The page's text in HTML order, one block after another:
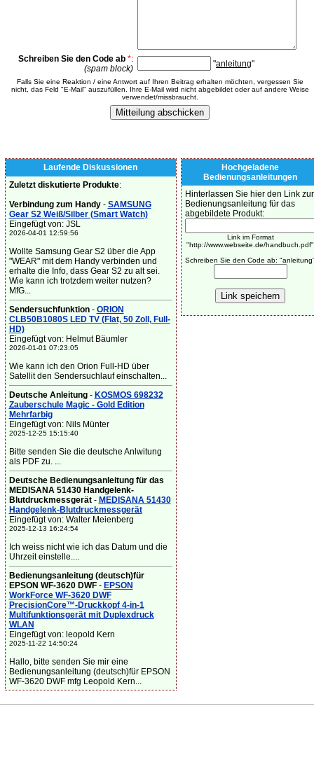
Schreiben Sie den Code ab *:
(spam block)
"anleitung"
Falls Sie eine Reaktion / eine Antwort auf Ihren Beitrag erhalten möchten, vergessen Sie
nicht, das Feld "E-Mail" auszufüllen. Ihre E-Mail wird nicht abgebildet oder auf andere Weise
verwendet/missbraucht.
Laufende Diskussionen
Zuletzt diskutierte Produkte:
Verbindung zum Handy- SAMSUNG
Gear S2 Weiß/Silber (Smart Watch)
Eingefügt von: JSL
2026-04-01 12:59:56
Wollte Samsung Gear S2 über die App
"WEAR" mit dem Handy verbinden und
erhalte die Info, dass Gear S2 zu alt sei.
Wie kann ich trotzdem weiter nutzen?
MfG...
Sendersuchfunktion- ORION
CLB50B1080S LED TV (Flat, 50 Zoll, Full-
HD)
Eingefügt von: Helmut Bäumler
2026-01-01 07:23:05
Wie kann ich den Orion Full-HD über
Satellit den Sendersuchlauf einschalten...
Deutsche Anleitung- KOSMOS 698232
Zauberschule Magic - Gold Edition
Mehrfarbig
Eingefügt von: Nils Münter
2025-12-25 15:15:40
Bitte senden Sie die deutsche Anlwitung
als PDF zu. ...
Deutsche Bedienungsanleitung für das
MEDISANA 51430 Handgelenk-
Blutdruckmessgerät- MEDISANA 51430
Handgelenk-Blutdruckmessgerät
Eingefügt von: Walter Meienberg
2025-12-13 16:24:54
Ich weiss nicht wie ich das Datum und die
Uhrzeit einstelle....
Bedienungsanleitung (deutsch)für
EPSON WF-3620 DWF- EPSON
WorkForce WF-3620 DWF
PrecisionCore™-Druckkopf 4-in-1
Multifunktionsgerät mit Duplexdruck
WLAN
Eingefügt von: leopold Kern
2025-11-22 14:50:24
Hallo, bitte senden Sie mir eine
Bedienungsanleitung (deutsch)für EPSON
WF-3620 DWF mfg Leopold Kern...
Hochgeladene
Bedienungsanleitungen
Hinterlassen Sie hier den Link zur
Bedienungsanleitung für das
abgebildete Produkt:
Link im Format
"http://www.webseite.de/handbuch.pdf"
Schreiben Sie den Code ab: